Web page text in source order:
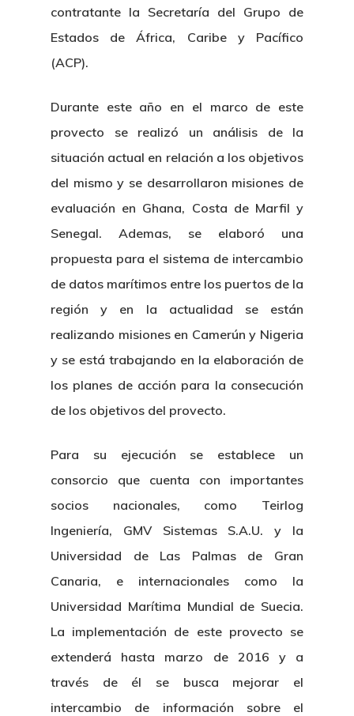
contratante la Secretaría del Grupo de
Estados de África, Caribe y Pacífico
(ACP).
Durante este año en el marco de este
provecto se realizó un análisis de la
situación actual en relación a los objetivos
del mismo y se desarrollaron misiones de
evaluación en Ghana, Costa de Marfil y
Senegal. Ademas, se elaboró una
propuesta para el sistema de intercambio
de datos marítimos entre los puertos de la
región y en la actualidad se están
realizando misiones en Camerún y Nigeria
y se está trabajando en la elaboración de
los planes de acción para la consecución
de los objetivos del provecto.
Para su ejecución se establece un
consorcio que cuenta con importantes
socios nacionales, como Teirlog
Ingeniería, GMV Sistemas S.A.U. y la
Universidad de Las Palmas de Gran
Canaria, e internacionales como la
Universidad Marítima Mundial de Suecia.
La implementación de este provecto se
extenderá hasta marzo de 2016 y a
través de él se busca mejorar el
intercambio de información sobre el